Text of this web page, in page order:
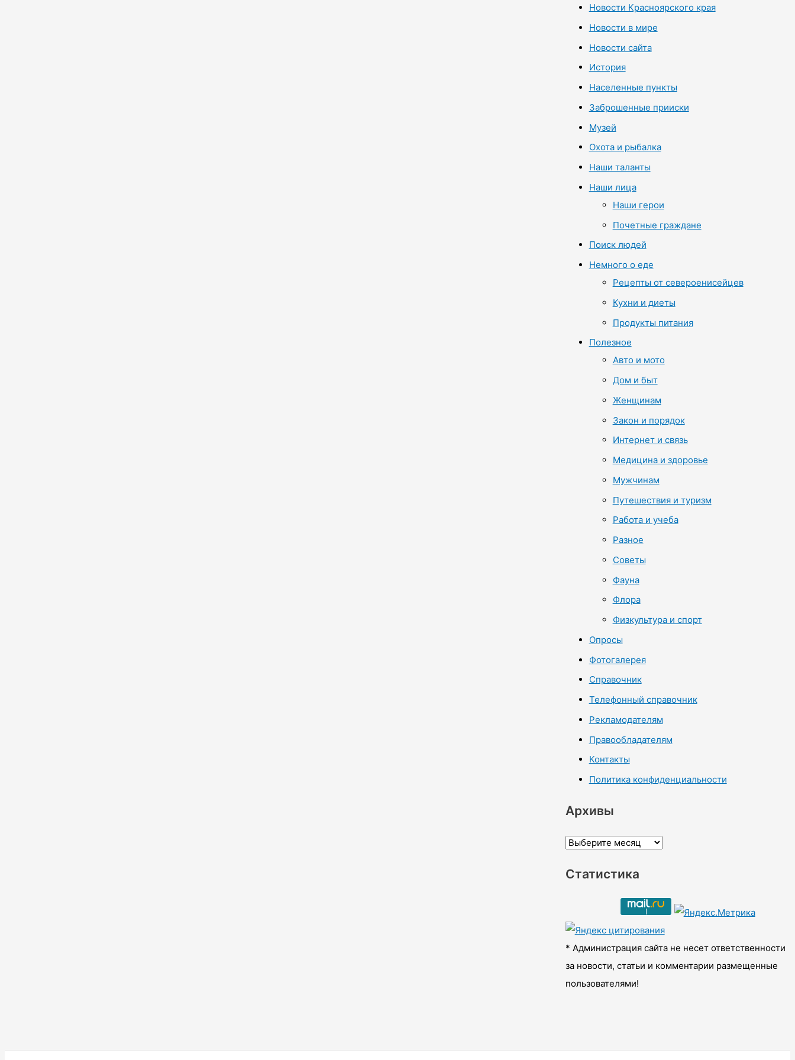
Новости Красноярского края
Новости в мире
Новости сайта
История
Населенные пункты
Заброшенные прииски
Музей
Охота и рыбалка
Наши таланты
Наши лица
Наши герои
Почетные граждане
Поиск людей
Немного о еде
Рецепты от североенисейцев
Кухни и диеты
Продукты питания
Полезное
Авто и мото
Дом и быт
Женщинам
Закон и порядок
Интернет и связь
Медицина и здоровье
Мужчинам
Путешествия и туризм
Работа и учеба
Разное
Советы
Фауна
Флора
Физкультура и спорт
Опросы
Фотогалерея
Справочник
Телефонный справочник
Рекламодателям
Правообладателям
Контакты
Политика конфиденциальности
Архивы
А
х
ы
Статистика
* Администрация сайта не несет ответственности
за новости, статьи и комментарии размещенные
пользователями!